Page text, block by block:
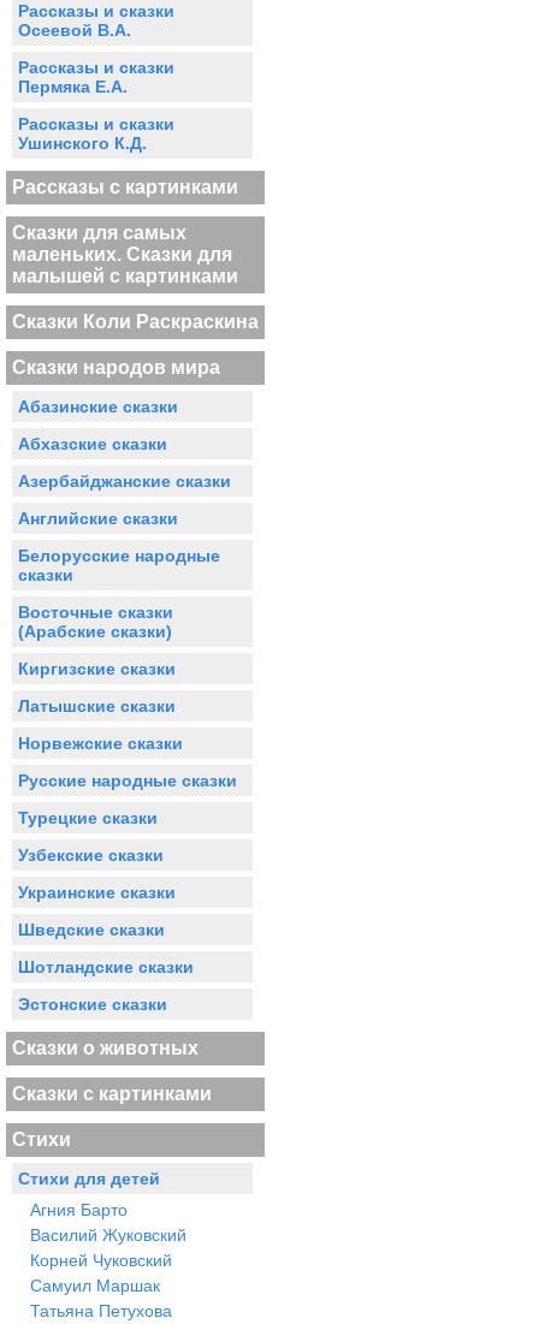
Рассказы и сказки
Осеевой В.А.
Рассказы и сказки
Пермяка Е.А.
Рассказы и сказки
Ушинского К.Д.
Рассказы с картинками
Сказки для самых
маленьких. Сказки для
малышей с картинками
Сказки Коли Раскраскина
Сказки народов мира
Абазинские сказки
Абхазские сказки
Азербайджанские сказки
Английские сказки
Белорусские народные
сказки
Восточные сказки
(Арабские сказки)
Киргизские сказки
Латышские сказки
Норвежские сказки
Русские народные сказки
Турецкие сказки
Узбекские сказки
Украинские сказки
Шведские сказки
Шотландские сказки
Эстонские сказки
Сказки о животных
Сказки с картинками
Стихи
Стихи для детей
Агния Барто
Василий Жуковский
Корней Чуковский
Самуил Маршак
Татьяна Петухова